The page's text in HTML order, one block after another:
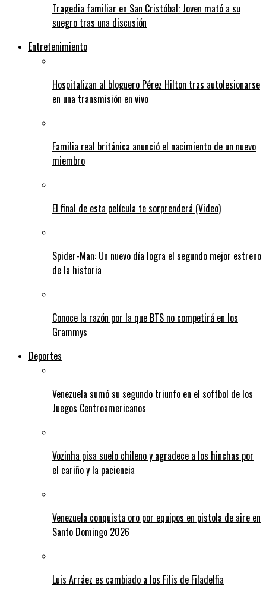
Tragedia familiar en San Cristóbal: Joven mató a su
suegro tras una discusión
Entretenimiento
Hospitalizan al bloguero Pérez Hilton tras autolesionarse
en una transmisión en vivo
Familia real británica anunció el nacimiento de un nuevo
miembro
El final de esta película te sorprenderá (Video)
Spider-Man: Un nuevo día logra el segundo mejor estreno
de la historia
Conoce la razón por la que BTS no competirá en los
Grammys
Deportes
Venezuela sumó su segundo triunfo en el softbol de los
Juegos Centroamericanos
Vozinha pisa suelo chileno y agradece a los hinchas por
el cariño y la paciencia
Venezuela conquista oro por equipos en pistola de aire en
Santo Domingo 2026
Luis Arráez es cambiado a los Filis de Filadelfia